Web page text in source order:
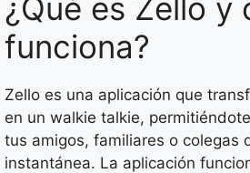
¿Qué es Zello y
funciona?
Zello es una aplicación que
en un walkie talkie,
tus amigos, familiares o colegas
instantánea. La aplicación